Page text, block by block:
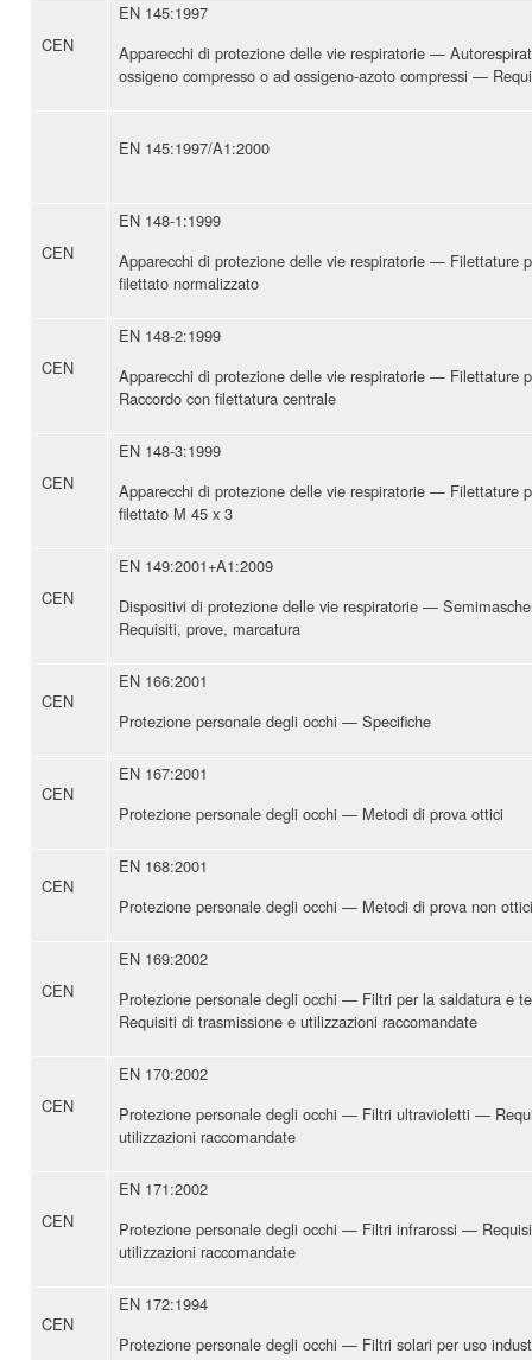
CEN
EN 145:1997
Apparecchi di protezione delle vie respiratorie —
ossigeno compresso o ad ossigeno-azoto compressi —
EN 145:1997/A1:2000
CEN
EN 148-1:1999
Apparecchi di protezione delle vie respiratorie — Filettature
filettato normalizzato
CEN
EN 148-2:1999
Apparecchi di protezione delle vie respiratorie — Filettature
Raccordo con filettatura centrale
CEN
EN 148-3:1999
Apparecchi di protezione delle vie respiratorie — Filettature
filettato M 45 x 3
CEN
EN 149:2001+A1:2009
Dispositivi di protezione delle vie respiratorie —
Requisiti, prove, marcatura
CEN
EN 166:2001
Protezione personale degli occhi — Specifiche
CEN
EN 167:2001
Protezione personale degli occhi — Metodi di prova ottici
CEN
EN 168:2001
Protezione personale degli occhi — Metodi di prova non ottici
CEN
EN 169:2002
Protezione personale degli occhi — Filtri per la saldatura e
Requisiti di trasmissione e utilizzazioni raccomandate
CEN
EN 170:2002
Protezione personale degli occhi — Filtri ultravioletti —
utilizzazioni raccomandate
CEN
EN 171:2002
Protezione personale degli occhi — Filtri infrarossi —
utilizzazioni raccomandate
CEN
EN 172:1994
Protezione personale degli occhi — Filtri solari per uso